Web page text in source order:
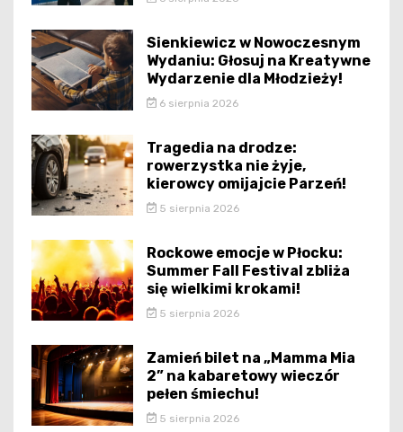
Sienkiewicz w Nowoczesnym
Wydaniu: Głosuj na Kreatywne
Wydarzenie dla Młodzieży!
6 sierpnia 2026
Tragedia na drodze:
rowerzystka nie żyje,
kierowcy omijajcie Parzeń!
5 sierpnia 2026
Rockowe emocje w Płocku:
Summer Fall Festival zbliża
się wielkimi krokami!
5 sierpnia 2026
Zamień bilet na „Mamma Mia
2” na kabaretowy wieczór
pełen śmiechu!
5 sierpnia 2026